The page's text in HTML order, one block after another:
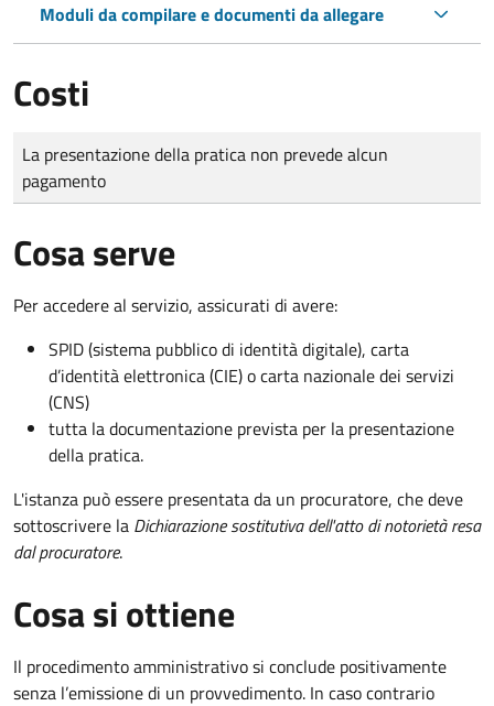
Moduli da compilare e documenti da allegare
Costi
Tipo di pagamento
Importo
La presentazione della pratica non prevede alcun
pagamento
Cosa serve
Per accedere al servizio, assicurati di avere:
SPID (sistema pubblico di identità digitale), carta
d’identità elettronica (CIE) o carta nazionale dei servizi
(CNS)
tutta la documentazione prevista per la presentazione
della pratica.
L'istanza può essere presentata da un procuratore, che deve
sottoscrivere la Dichiarazione sostitutiva dell'atto di notorietà resa
dal procuratore.
Cosa si ottiene
Il procedimento amministrativo si conclude positivamente
senza l’emissione di un provvedimento. In caso contrario